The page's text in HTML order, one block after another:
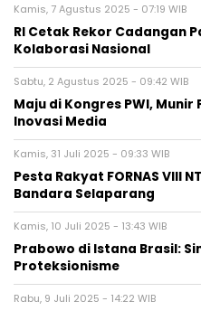
Kamis, 7 Agustus 2025 - 07:19 WIB
RI Cetak Rekor Cadangan
Kolaborasi Nasional
Sabtu, 2 Agustus 2025 - 09:42 WIB
Maju di Kongres PWI,
Inovasi Media
Kamis, 31 Juli 2025 - 09:33 WIB
Pesta Rakyat FORNAS VIII
Bandara Selaparang
Kamis, 10 Juli 2025 - 13:43 WIB
Prabowo di Istana Brasil:
Proteksionisme
Rabu, 9 Juli 2025 - 14:22 WIB